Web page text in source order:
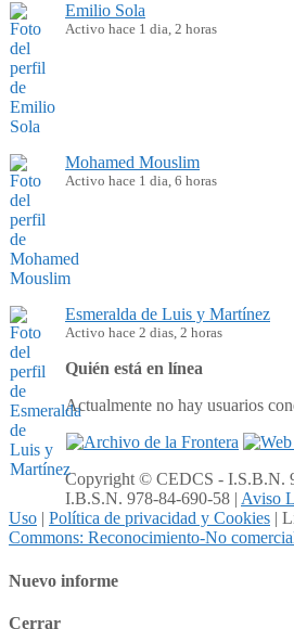
Emilio Sola
Activo hace 1 dia, 2 horas
Mohamed Mouslim
Activo hace 1 dia, 6 horas
Esmeralda de Luis y Martínez
Activo hace 2 dias, 2 horas
Quién está en línea
Actualmente no hay usuarios
Copyright © CEDCS - I.S.B.N.
I.B.S.N. 978-84-690-58 | Aviso
Uso | Política de privacidad y Cookies |
Commons: Reconocimiento-No
Nuevo informe
Cerrar